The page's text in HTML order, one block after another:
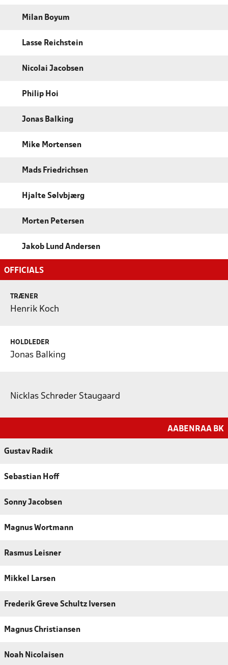
Milan Boyum
Lasse Reichstein
Nicolai Jacobsen
Philip Hoi
Jonas Balking
Mike Mortensen
Mads Friedrichsen
Hjalte Sølvbjærg
Morten Petersen
Jakob Lund Andersen
OFFICIALS
TRÆNER
Henrik Koch
HOLDLEDER
Jonas Balking
Nicklas Schrøder Staugaard
AABENRAA BK
Gustav Radik
Sebastian Hoff
Sonny Jacobsen
Magnus Wortmann
Rasmus Leisner
Mikkel Larsen
Frederik Greve Schultz Iversen
Magnus Christiansen
Noah Nicolaisen